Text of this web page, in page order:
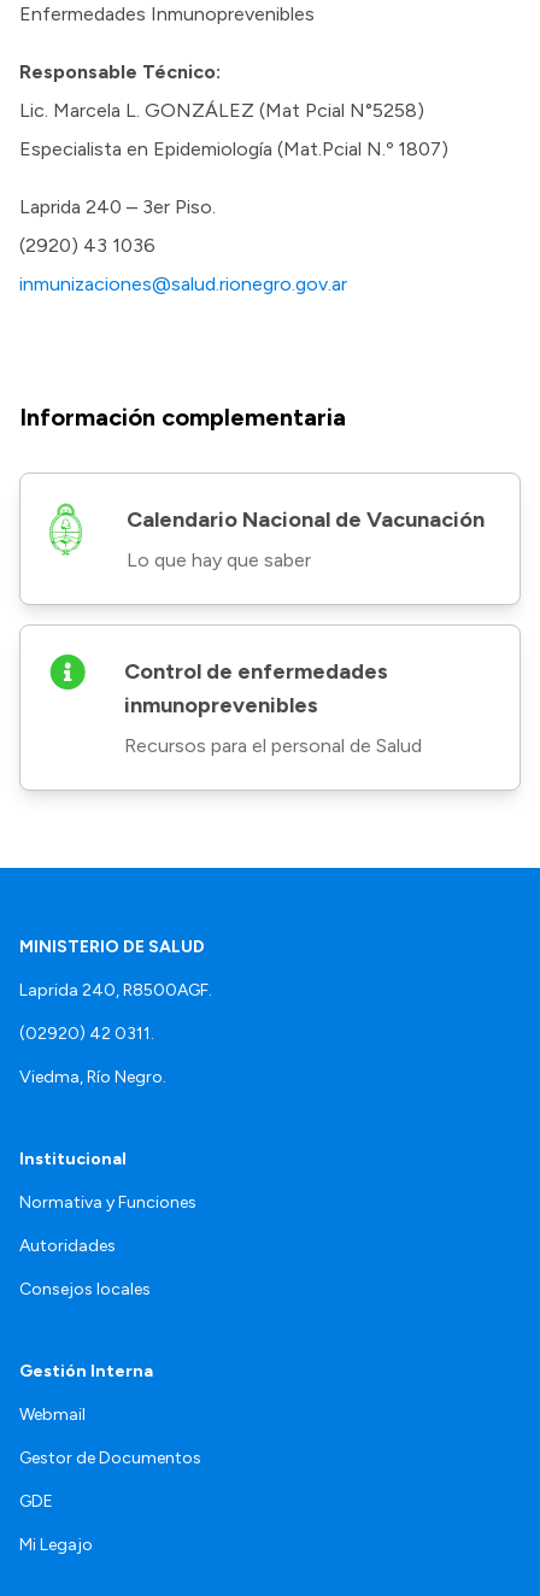
Enfermedades Inmunoprevenibles
Responsable Técnico:
Lic. Marcela L. GONZÁLEZ (Mat Pcial N°5258)
Especialista en Epidemiología (Mat.Pcial N.º 1807)
Laprida 240 – 3er Piso.
(2920) 43 1036
inmunizaciones@salud.rionegro.gov.ar
Información complementaria
Calendario Nacional de Vacunación
Lo que hay que saber
Control de enfermedades
inmunoprevenibles
Recursos para el personal de Salud
MINISTERIO DE SALUD
Laprida 240, R8500AGF.
(02920) 42 0311.
Viedma, Río Negro.
Institucional
Normativa y Funciones
Autoridades
Consejos locales
Gestión Interna
Webmail
Gestor de Documentos
GDE
Mi Legajo